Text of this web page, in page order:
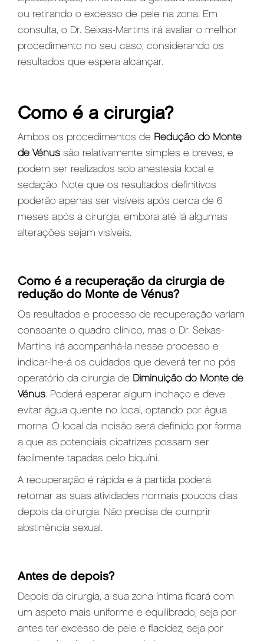
ou retirando o excesso de pele na zona. Em
consulta, o Dr. Seixas-Martins irá avaliar o melhor
procedimento no seu caso, considerando os
resultados que espera alcançar.
Como é a cirurgia?
Ambos os procedimentos de Redução do Monte
de Vénus são relativamente simples e breves, e
podem ser realizados sob anestesia local e
sedação. Note que os resultados definitivos
poderão apenas ser visíveis após cerca de 6
meses após a cirurgia, embora até lá algumas
alterações sejam visíveis.
Como é a recuperação da cirurgia de
redução do Monte de Vénus?
Os resultados e processo de recuperação variam
consoante o quadro clínico, mas o Dr. Seixas-
Martins irá acompanhá-la nesse processo e
indicar-lhe-á os cuidados que deverá ter no pós
operatório da cirurgia de Diminuição do Monte de
Vénus. Poderá esperar algum inchaço e deve
evitar água quente no local, optando por água
morna. O local da incisão será definido por forma
a que as potenciais cicatrizes possam ser
facilmente tapadas pelo biquíni.
A recuperação é rápida e à partida poderá
retomar as suas atividades normais poucos dias
depois da cirurgia. Não precisa de cumprir
abstinência sexual.
Antes de depois?
Depois da cirurgia, a sua zona íntima ficará com
um aspeto mais uniforme e equilibrado, seja por
antes ter excesso de pele e flacidez, seja por